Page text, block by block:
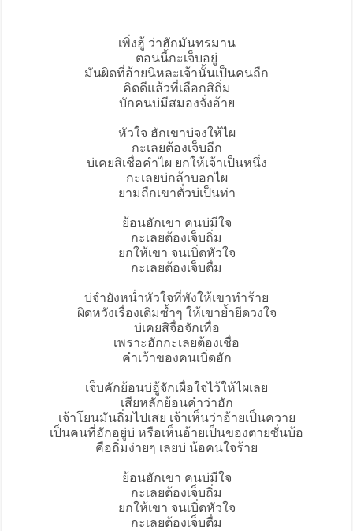
เพิ่งฮู้ ว่าฮักมันทรมาน
ตอนนี้กะเจ็บอยู่
มันผิดที่อ้ายนิหละเจ้านั้นเป็นคนถืก
คิดดีแล้วที่เลือกสิถิ่ม
บักคนบ่มีสมองจั่งอ้าย
หัวใจ ฮักเขาบ่จงให้ไผ
กะเลยต้องเจ็บอีก
บ่เคยสิเชื่อคำไผ ยกให้เจ้าเป็นหนึ่ง
กะเลยบ่กล้าบอกไผ
ยามถืกเขาตั๋วบ่เป็นท่า
ย้อนฮักเขา คนบ่มีใจ
กะเลยต้องเจ็บถิ่ม
ยกให้เขา จนเบิ่ดหัวใจ
กะเลยต้องเจ็บตื่ม
บ่จำยังหน่ำหัวใจที่พังให้เขาทำร้าย
ผิดหวังเรื่องเดิมซ้ำๆ ให้เขาย้ำยีดวงใจ
บ่เคยสิจื่อจักเทื่อ
เพราะฮักกะเลยต้องเชื่อ
คำเว้าของคนเบิ่ดฮัก
เจ็บคักย้อนบ่ฮู้จักเผื่อใจไว้ให้ไผเลย
เสียหลักย้อนคำว่าฮัก
เจ้าโยนมันถิ่มไปเสย เจ้าเห็นว่าอ้ายเป็นควาย
เป็นคนที่ฮักอยู่บ่ หรือเห็นอ้ายเป็นของตายซั่นบ้อ
คือถิ่มง่ายๆ เลยบ่ น้อคนใจร้าย
ย้อนฮักเขา คนบ่มีใจ
กะเลยต้องเจ็บถิ่ม
ยกให้เขา จนเบิ่ดหัวใจ
กะเลยต้องเจ็บตื่ม